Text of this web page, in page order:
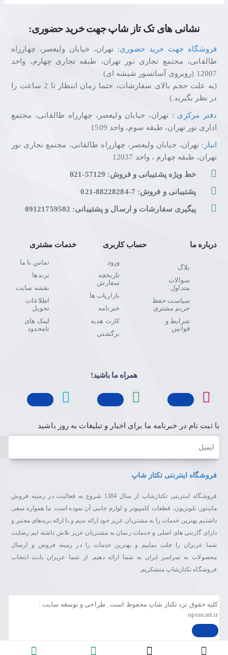
نشانی های تک تاز شاپ جهت خرید حضوری:
فروشگاه جهت خرید حضوری: تهران، خیابان ولیعصر، چهارراه
طالقانی، مجتمع تجاری نور تهران، طبقه تجاری چهارم، واحد
12007 (روبروی آسانسور شیشه ای)
(به علت حجم بالای سفارشات، حتما زمان انتظار تا 2 ساعت را
در نظر بگیرید.)
دفتر مرکزی : تهران، خیابان ولیعصر، چهارراه طالقانی، مجتمع
اداری نور تهران، طبقه سوم، واحد 1509
انبار : تهران، خیابان ولیعصر، چهارراه طالقانی، مجتمع تجاری نور
تهران، طبقه چهارم ، واحد 12037
خط ویژه پشتیبانی و فروش: 57129-021
پشتیبانی و فروش: 7-88228284-021
پیگیری سفارشات و ارسال و پشتیبانی: 09121759502
درباره ما
بلاگ
سوالات
متداول
سیاست حفظ
حریم مشتری
شرایط و
قوانین
حساب کاربری
ورود
تاریخچه
سفارش
بازاریاب ها
خبرنامه
کارت هدیه
برگشتی
خدمات مشتری
تماس با ما
برندها
نقشه سایت
اطلاعات
تحویل
لینک های
نامحدود
همراه ما باشید!
با ثبت نام در خبرنامه ما برای اخبار و تبلیغات به روز باشید
ایمیل
فروشگاه اینترنتی تکتاز شاپ
فروشگاه اینترنتی تکتازشاپ از سال 1384 شروع به فعالیت در زمینه فروش
مانیتور، تلویزیون، قطعات کامپیوتر و لوازم جانبی آن نموده است. ما همواره سعی
داشتیم بهترین خدمات را به مشتریان عزیز خود ارائه بدیم و با ارائه برندهای معتبر و
دارای گارنتی های اصلی و خدمات رسان به مشتریان عزیز تلاش داشته ایم رضایت
شما عزیزان را جلب نماییم و بهترین خدمات را در زمینه فروش و ارسال
محصولات به سراسر ایران به شما ارائه دهیم. از شما عزیزان بابت انتخاب
فروشگاه تکتازشاپ متشکریم.
کلیه حقوق نزد تکتاز شاپ محفوظ است . طراحی و توسعه سایت :
opencart.ir